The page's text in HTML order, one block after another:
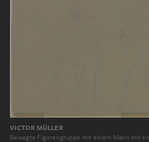
VICTOR MÜLLER
Bewegte Figurengruppe mit einem Mann mit